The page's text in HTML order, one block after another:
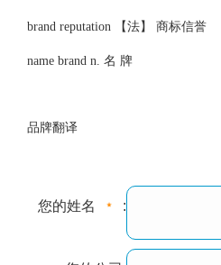
brand reputation 【法】 商标信誉
name brand n. 名 牌
品牌翻译
您的姓名 :